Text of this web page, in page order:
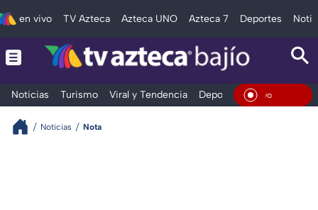
en vivo TV Azteca Azteca UNO Azteca 7 Deportes
Noticias Turismo Viral y Tendencia Deportes Espectáculos
En Vivo
Noticias Nota